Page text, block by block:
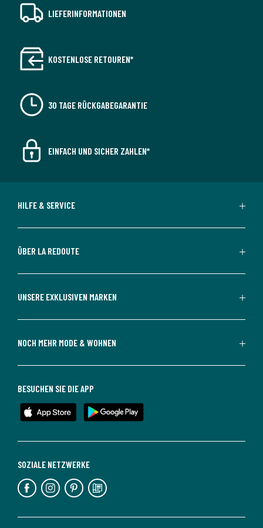
LIEFERINFORMATIONEN
KOSTENLOSE RETOUREN*
30 TAGE RÜCKGABEGARANTIE
EINFACH UND SICHER ZAHLEN*
HILFE & SERVICE
ÜBER LA REDOUTE
UNSERE EXKLUSIVEN MARKEN
NOCH MEHR MODE & WOHNEN
SOZIALE NETZWERKE
BESUCHEN SIE DIE APP